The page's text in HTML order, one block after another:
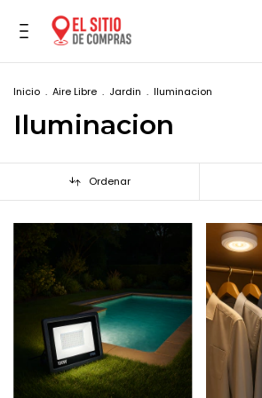
Inicio . Aire Libre . Jardin . Iluminacion
Iluminacion
Ordenar